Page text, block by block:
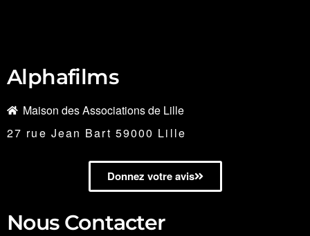
Alphafilms
Maison des Associations de Lille
27 rue Jean Bart 59000 Lille
Donnez votre avis
Nous Contacter